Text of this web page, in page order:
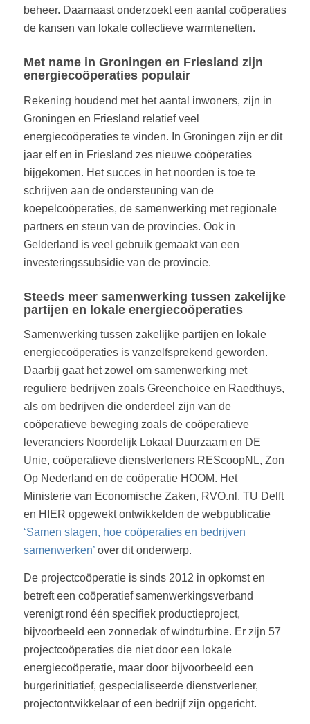
beheer. Daarnaast onderzoekt een aantal coöperaties
de kansen van lokale collectieve warmtenetten.
Met name in Groningen en Friesland zijn
energiecoöperaties populair
Rekening houdend met het aantal inwoners, zijn in
Groningen en Friesland relatief veel
energiecoöperaties te vinden. In Groningen zijn er dit
jaar elf en in Friesland zes nieuwe coöperaties
bijgekomen. Het succes in het noorden is toe te
schrijven aan de ondersteuning van de
koepelcoöperaties, de samenwerking met regionale
partners en steun van de provincies. Ook in
Gelderland is veel gebruik gemaakt van een
investeringssubsidie van de provincie.
Steeds meer samenwerking tussen zakelijke
partijen en lokale energiecoöperaties
Samenwerking tussen zakelijke partijen en lokale
energiecoöperaties is vanzelfsprekend geworden.
Daarbij gaat het zowel om samenwerking met
reguliere bedrijven zoals Greenchoice en Raedthuys,
als om bedrijven die onderdeel zijn van de
coöperatieve beweging zoals de coöperatieve
leveranciers Noordelijk Lokaal Duurzaam en DE
Unie, coöperatieve dienstverleners REScoopNL, Zon
Op Nederland en de coöperatie HOOM. Het
Ministerie van Economische Zaken, RVO.nl, TU Delft
en HIER opgewekt ontwikkelden de webpublicatie
‘Samen slagen, hoe coöperaties en bedrijven
samenwerken’over dit onderwerp.
De projectcoöperatie is sinds 2012 in opkomst en
betreft een coöperatief samenwerkingsverband
verenigt rond één specifiek productieproject,
bijvoorbeeld een zonnedak of windturbine. Er zijn 57
projectcoöperaties die niet door een lokale
energiecoöperatie, maar door bijvoorbeeld een
burgerinitiatief, gespecialiseerde dienstverlener,
projectontwikkelaar of een bedrijf zijn opgericht.